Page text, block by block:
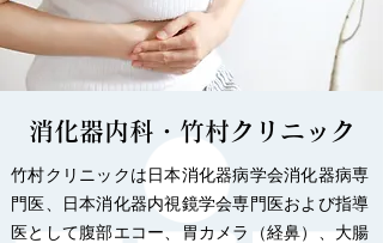
消化器内科・竹村クリニック
竹村クリニックは日本消化器病学会消化器病専
門医、日本消化器内視鏡学会専門医および指導
医として腹部エコー、胃カメラ（経鼻）、大腸